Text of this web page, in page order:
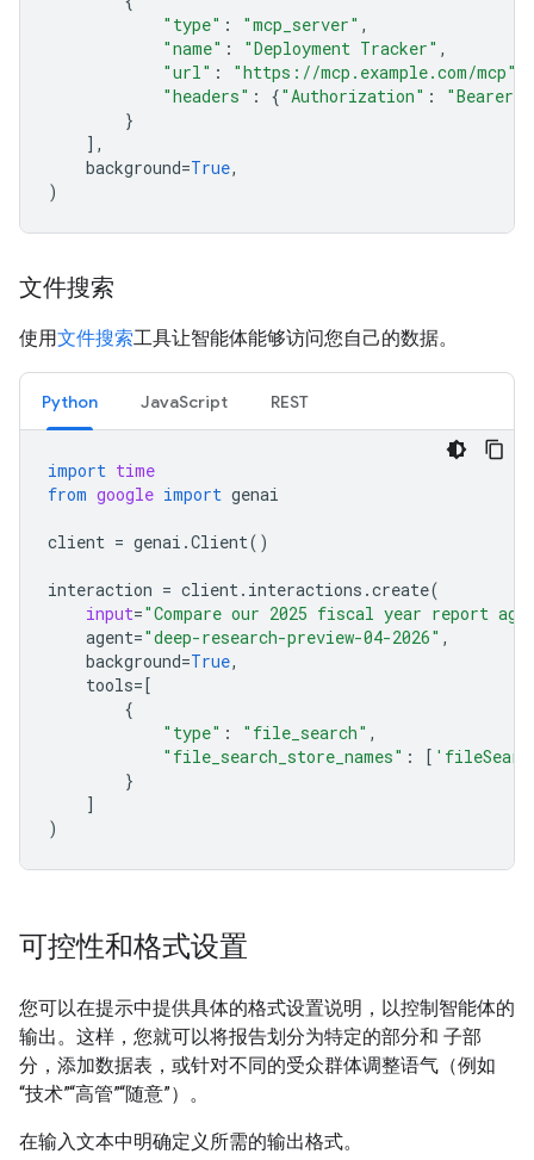
"type" : "mcp_server" ,
"name" : "Deployment Tracker" ,
"url" : "https://mcp.example.com/mcp"
"headers" : {"Authorization" :
"Bearer
}
],
background=True,
)
文件搜索
使用文件搜索工具让智能体能够访问您自己的数据。
Python JavaScript REST
import time
from google import genai
client = genai .Client()
interaction = client. interactions .create(
input="Compare our 2025 fiscal year report
agent="deep-research-preview-04-2026" ,
background=True,
tools=[
{
"type" : "file_search" ,
"file_search_store_names" : [
}
]
)
可控性和格式设置
您可以在提示中提供具体的格式设置说明，以控制智能体的
输出。这样，您就可以将报告划分为特定的部分和 子部
分，添加数据表，或针对不同的受众群体调整语气（例如
“技术”“高管”“随意”）。
在输入文本中明确定义所需的输出格式。